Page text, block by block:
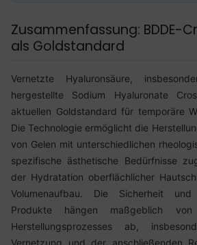
Zusammenfassung: BDDE-
als Goldstandard
Vernetzte Hyaluronsäure,
hergestellte Sodium Hyaluronate
aktuellen Goldstandard für temporäre
Die Technologie ermöglicht die
von Gelen mit unterschiedlichen
spezifische ästhetische Bedürfnisse
der Hydratation oberflächlicher
Volumenaufbau. Die Sicherheit
Produkte hängen maßgeblich
Herstellungsprozesses ab,
Vernetzung und der anschließenden